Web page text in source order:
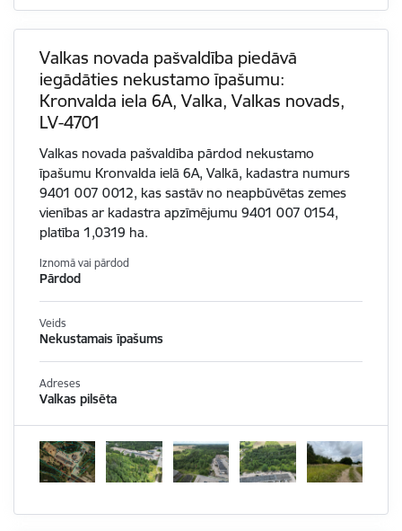
Valkas novada pašvaldība piedāvā
iegādāties nekustamo īpašumu:
Kronvalda iela 6A, Valka, Valkas novads,
LV-4701
Valkas novada pašvaldība pārdod nekustamo
īpašumu Kronvalda ielā 6A, Valkā, kadastra numurs
9401 007 0012, kas sastāv no neapbūvētas zemes
vienības ar kadastra apzīmējumu 9401 007 0154,
platība 1,0319 ha.
Iznomā vai pārdod
Pārdod
Veids
Nekustamais īpašums
Adreses
Valkas pilsēta